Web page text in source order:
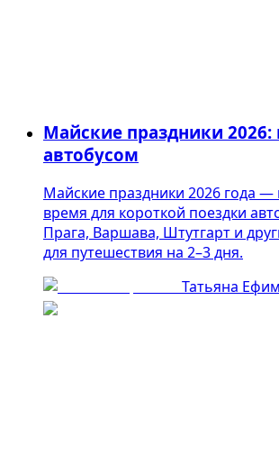
Майские праздники 2026:
автобусом
Майские праздники 2026 года —
время для короткой поездки
Прага, Варшава, Штутгарт и
для путешествия на 2–3 дня.
Татьяна